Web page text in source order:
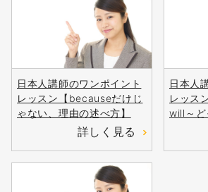
日本人講師のワンポイント
レッスン【becauseだけじ
ゃない、理由の述べ方】
詳しく見る
日本人
レッス
will～ど